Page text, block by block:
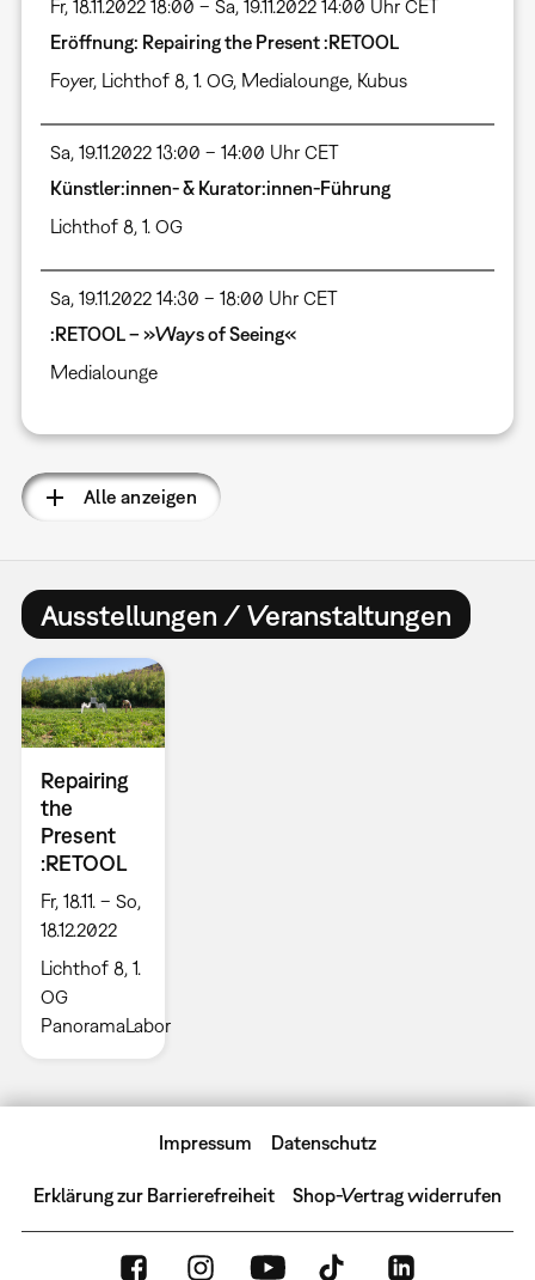
Fr, 18.11.2022 18:00 – Sa, 19.11.2022 14:00 Uhr CET
Eröffnung: Repairing the Present :RETOOL
Foyer, Lichthof 8, 1. OG, Medialounge, Kubus
Sa, 19.11.2022 13:00 – 14:00 Uhr CET
Künstler:innen- & Kurator:innen-Führung
Lichthof 8, 1. OG
Sa, 19.11.2022 14:30 – 18:00 Uhr CET
:RETOOL – »Ways of Seeing«
Medialounge
Alle anzeigen
Ausstellungen / Veranstaltungen
Repairing
the
Present
:RETOOL
Fr, 18.11. – So,
18.12.2022
Lichthof 8, 1.
OG
PanoramaLabor
Impressum Datenschutz
Erklärung zur Barrierefreiheit Shop-Vertrag widerrufen